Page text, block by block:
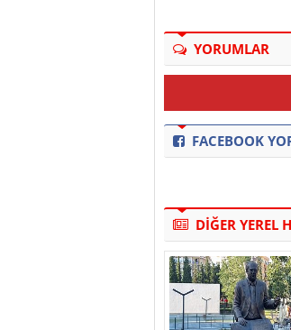
YORUMLAR
FACEBOOK
DİĞER